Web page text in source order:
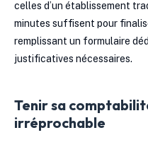
celles d’un établissement
minutes suffisent pour
remplissant un formulaire
justificatives nécessaires.
Tenir sa
irréprochable